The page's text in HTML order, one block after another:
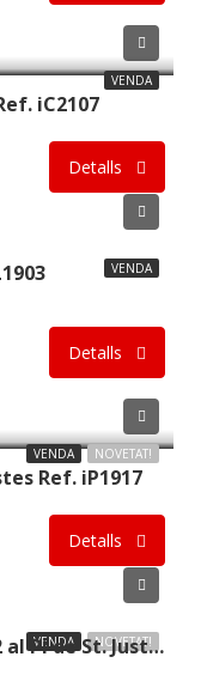
VENDA
iC2107
Detalls
VENDA
Detalls
VENDA NOVETAT!
Ref. iP1917
Detalls
VENDA NOVETAT!Terreny urbanitzable de 263m2 al Pi de St. Just. Ref.1908